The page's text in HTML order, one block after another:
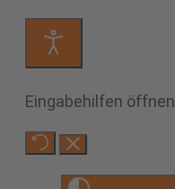
Eingabehilfen öffnen